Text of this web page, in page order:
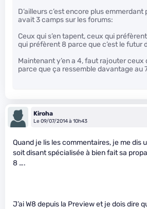
D’ailleurs c’est encore plus
avait 3 camps sur les forums:
Ceux qui s’en tapent, ceux qui
qui préfèrent 8 parce que c’est le futur
Maintenant y’en a 4, faut rajouter ceux
parce que ça ressemble davantage au
Kiroha
Le 09/07/2014 à 10h43
Quand je lis les commentaires, je me dis
soit disant spécialisée à bien fait sa
8 ….
J’ai W8 depuis la Preview et je dois dire